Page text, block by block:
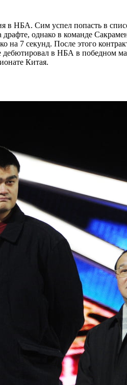
НБА. Сим успел попасть в
однако в команде
на 7 секунд. После этого
дебютировал в НБА в победном
Китая.